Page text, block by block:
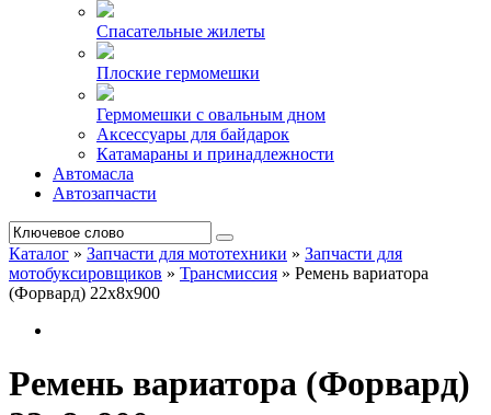
Спасательные жилеты
Плоские гермомешки
Гермомешки с овальным дном
Аксессуары для байдарок
Катамараны и принадлежности
Автомасла
Автозапчасти
Каталог » Запчасти для мототехники » Запчасти для
мотобуксировщиков » Трансмиссия » Ремень вариатора
(Форвард) 22х8х900
Ремень вариатора (Форвард)